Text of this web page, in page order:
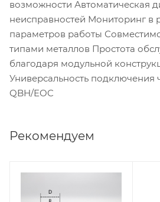
возможности Автоматическая
неисправностей Мониторинг в
параметров работы
типами металлов Простота
благодаря модульной
Универсальность подключения
QBH/EOC
Рекомендуем